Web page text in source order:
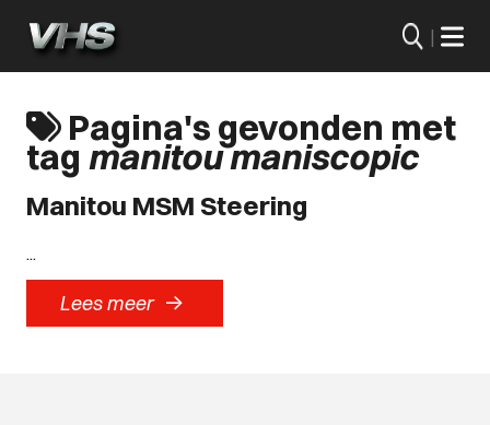
|
Pagina's gevonden met
tag manitou maniscopic
Manitou MSM Steering
...
Lees meer ->